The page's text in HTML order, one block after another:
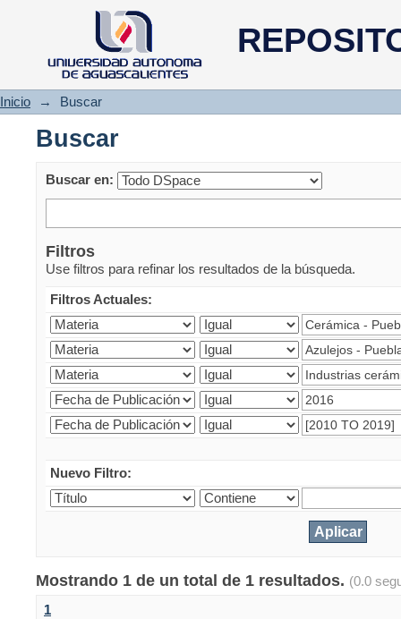
Buscar
Inicio → Buscar
Buscar
Buscar en:
Filtros
Use filtros para refinar los resultados de la búsqueda.
Filtros Actuales:
Nuevo Filtro:
Mostrando 1 de un total de 1 resultados. (0.0
1